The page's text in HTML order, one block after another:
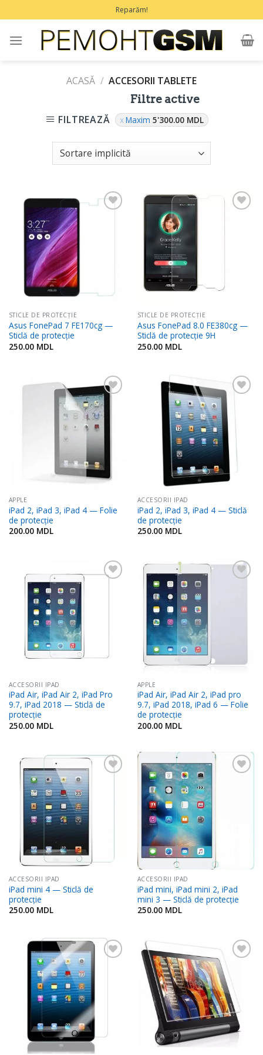
la
conținut
Reparăm!
ACASĂ / ACCESORII TABLETE
FILTREAZĂ
Filtre active
Maxim5'300.00 MDL
STICLE DE PROTECȚIE
Asus FonePad 7 FE170cg —
Sticlă de protecție
250.00 MDL
STICLE DE PROTECȚIE
Asus FonePad 8.0 FE380cg —
Sticlă de protecție 9H
250.00 MDL
Adaugă
în
Favorite
APPLE
iPad 2, iPad 3, iPad 4 — Folie
de protecție
200.00 MDL
Adaugă
Favorite
ACCESORII IPAD
iPad 2, iPad 3, iPad 4 — Sticlă
de protecție
250.00 MDL
ACCESORII IPAD
iPad Air, iPad Air 2, iPad Pro
9.7, iPad 2018 — Sticlă de
protecție
250.00 MDL
APPLE
iPad Air, iPad Air 2, iPad pro
9.7, iPad 2018, iPad 6 — Folie
de protecție
200.00 MDL
ACCESORII IPAD
iPad mini 4 — Sticlă de
protecție
250.00 MDL
ACCESORII IPAD
iPad mini, iPad mini 2, iPad
mini 3 — Sticlă de protecție
250.00 MDL
Adaugă
Favorite